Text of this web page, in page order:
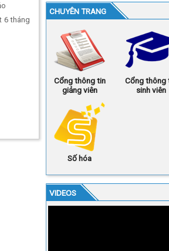
6 tháng
CHUYÊN TRANG
Cổng thông tin
giảng viên
Cổng thông
sinh viên
Số hóa
VIDEOS